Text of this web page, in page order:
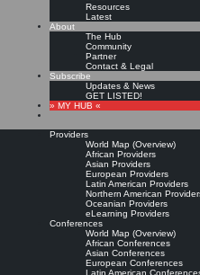
Resources
Latest
About
The Hub
Community
Partner
Contact & Legal
Subscribe
Updates & News
GET LISTED!
» MY HUB «
Providers
World Map (Overview)
African Providers
Asian Providers
European Providers
Latin American Providers
Northern American
Oceanian Providers
eLearning Providers
Conferences
World Map (Overview)
African Conferences
Asian Conferences
European Conferences
Latin American
Call for
Posted: February 28, 2022